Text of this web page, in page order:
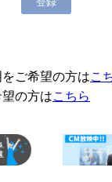
ご希望の方はこ
の方はこちら